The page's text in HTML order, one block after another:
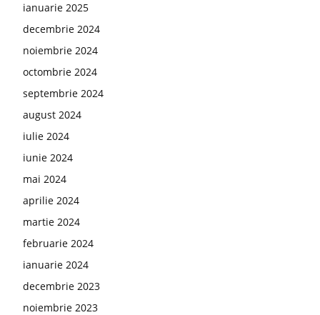
ianuarie 2025
decembrie 2024
noiembrie 2024
octombrie 2024
septembrie 2024
august 2024
iulie 2024
iunie 2024
mai 2024
aprilie 2024
martie 2024
februarie 2024
ianuarie 2024
decembrie 2023
noiembrie 2023